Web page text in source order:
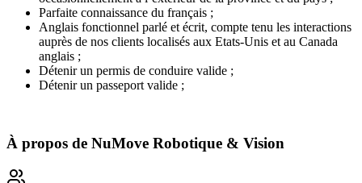
Parfaite connaissance du français ;
Anglais fonctionnel parlé et écrit, compte tenu les interactions
auprès de nos clients localisés aux Etats-Unis et au Canada
anglais ;
Détenir un permis de conduire valide ;
Détenir un passeport valide ;
À propos de NuMove Robotique & Vision